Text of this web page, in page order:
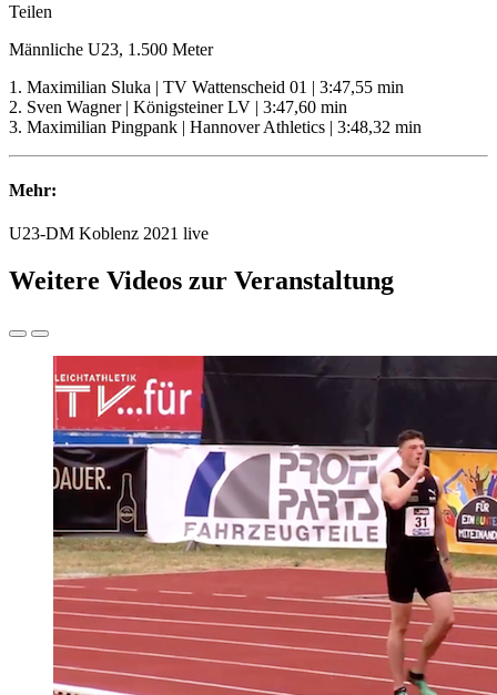
Teilen
Männliche U23, 1.500 Meter
1. Maximilian Sluka | TV Wattenscheid 01 | 3:47,55 min
2. Sven Wagner | Königsteiner LV | 3:47,60 min
3. Maximilian Pingpank | Hannover Athletics | 3:48,32 min
Mehr:
U23-DM Koblenz 2021 live
Weitere Videos zur Veranstaltung